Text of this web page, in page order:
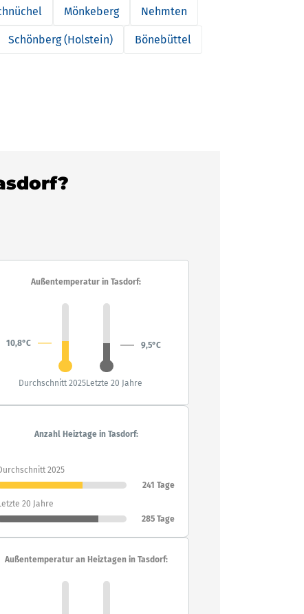
Mönkeberg Nehmten
Schönberg (Holstein) Bönebüttel
Außentemperatur in Tasdorf:
10,8°C 9,5°C
Durchschnitt 2025Letzte 20 Jahre
Anzahl Heiztage in Tasdorf:
2025
241 Tage
20 Jahre
285 Tage
Außentemperatur an Heiztagen in Tasdorf: